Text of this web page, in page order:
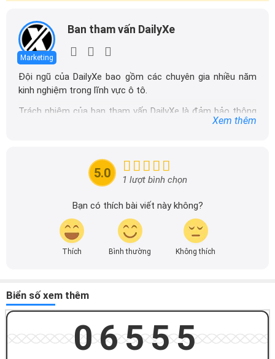
Marketing
Ban tham vấn DailyXe
Đội ngũ của DailyXe bao gồm các chuyên gia nhiều năm
kinh nghiệm trong lĩnh vực ô tô.
Trách nhiệm của ban tham vấn DailyXe là đảm bảo thông
tin chính xác được đăng tải trên dailyxe.com.vn, thường
tin nhanh chóng và dễ dàng hơn.
Xem thêm
5.0 1 lượt bình chọn
Bạn có thích bài viết này không?
Thích Bình thường Không thích
Biển số xem thêm
06555